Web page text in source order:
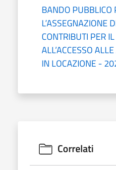
BANDO PUBBLICO
L’ASSEGNAZIONE
CONTRIBUTI PER
ALL’ACCESSO
IN LOCAZIONE -
Correlati